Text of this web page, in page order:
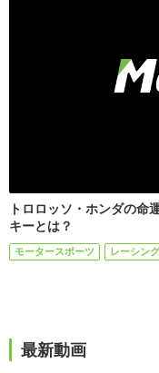
トロロッソ・ホンダの命
キーとは？
モータースポーツ レーシン
最新動画